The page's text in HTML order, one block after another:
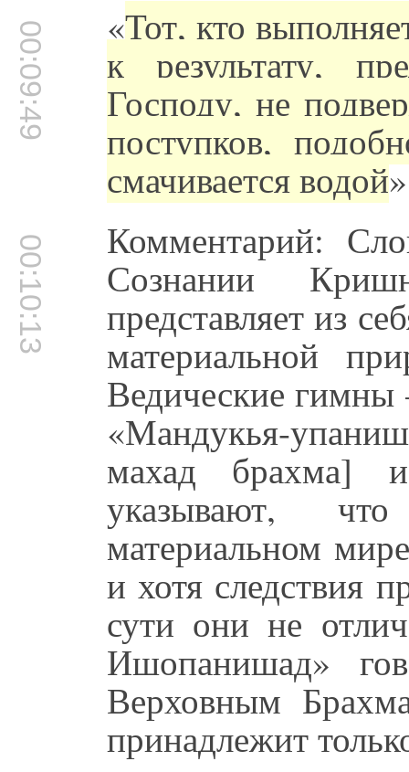
00:09:49 «Тот, кто
к результату,
Господу, не
поступков,
смачивается водой
00:10:13 Комментарий:
Сознании
представляет из
материальной
Ведические гимны
«Мандукья-
махад брахма]
указывают,
материальном
и хотя следствия
сути они не
Ишопанишад»
Верховным
принадлежит